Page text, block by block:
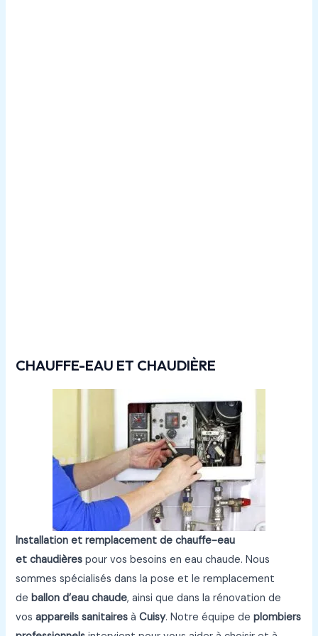
CHAUFFE-EAU ET CHAUDIÈRE
Installation et remplacement de chauffe-eau
et chaudières pour vos besoins en eau chaude. Nous
sommes spécialisés dans la pose et le remplacement
deballon d’eau chaude, ainsi que dans la rénovation de
vosappareils sanitaires àCuisy. Notre équipe deplombiers